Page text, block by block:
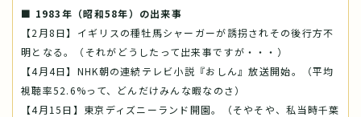
■ 1983年（昭和58年）の出来事
【2月8日】イギリスの種牡馬シャーガーが誘拐されその後行方不
明となる。（それがどうしたって出来事ですが・・・）
【4月4日】NHK朝の連続テレビ小説『おしん』放送開始。（平均
視聴率52.6%って、どんだけみんな暇なのさ）
【4月15日】東京ディズニーランド開園。（そやそや、私当時千葉